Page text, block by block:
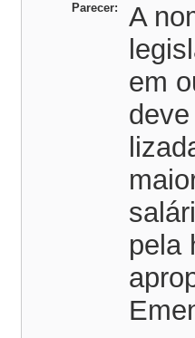
Parecer:
A
em
pela